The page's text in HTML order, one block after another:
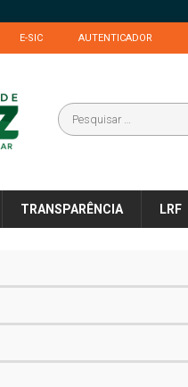
E-SIC AUTENTICADOR
TRANSPARÊNCIA LRF